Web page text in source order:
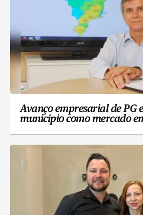
Avanço empresarial de PG
município como mercado